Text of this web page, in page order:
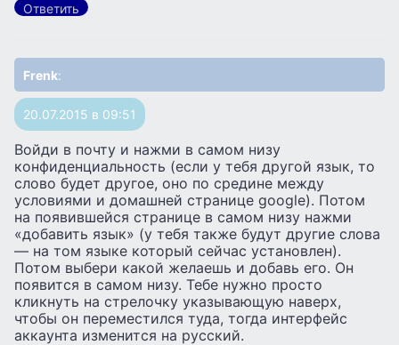
Ответить
Frenk:
20.07.2015 в 09:51
Войди в почту и нажми в самом низу
конфиденциальность (если у тебя другой язык, то
слово будет другое, оно по средине между
условиями и домашней странице google). Потом
на появившейся странице в самом низу нажми
«добавить язык» (у тебя также будут другие слова
— на том языке который сейчас установлен).
Потом выбери какой желаешь и добавь его. Он
появится в самом низу. Тебе нужно просто
кликнуть на стрелочку указывающую наверх,
чтобы он переместился туда, тогда интерфейс
аккаунта изменится на русский.